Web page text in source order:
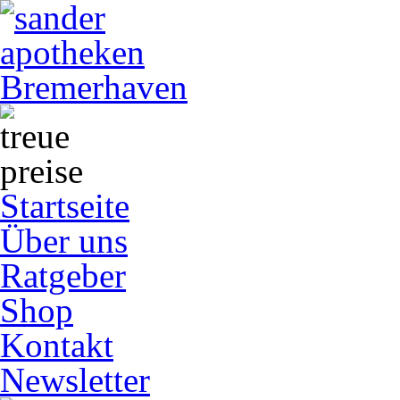
Startseite
Über uns
Ratgeber
Shop
Kontakt
Newsletter